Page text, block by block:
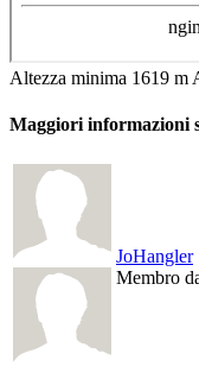
Altezza minima 1619 m
Maggiori informazioni
JoHangler
Membro